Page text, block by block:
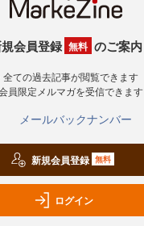
会員登録 無料 のご案内
全ての過去記事が閲覧できます
員限定メルマガを受信できます
メールバックナンバー
新規会員登録 無料
ログイン